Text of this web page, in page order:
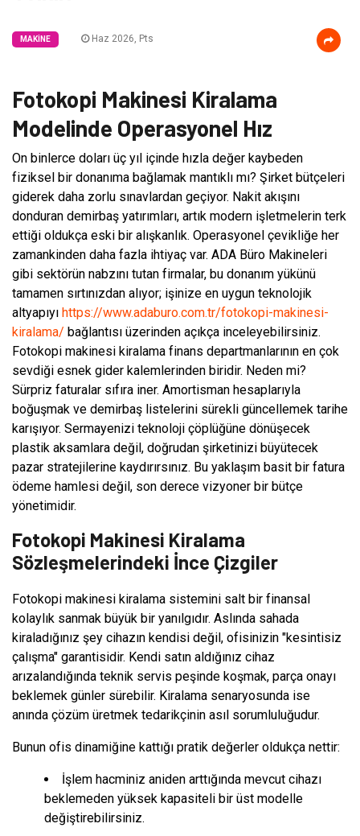
MAKINE Haz 2026, Pts
Fotokopi Makinesi Kiralama
Modelinde Operasyonel Hız
On binlerce doları üç yıl içinde hızla değer kaybeden
fiziksel bir donanıma bağlamak mantıklı mı? Şirket bütçeleri
giderek daha zorlu sınavlardan geçiyor. Nakit akışını
donduran demirbaş yatırımları, artık modern işletmelerin terk
ettiği oldukça eski bir alışkanlık. Operasyonel çevikliğe her
zamankinden daha fazla ihtiyaç var. ADA Büro Makineleri
gibi sektörün nabzını tutan firmalar, bu donanım yükünü
tamamen sırtınızdan alıyor; işinize en uygun teknolojik
altyapıyı https://www.adaburo.com.tr/fotokopi-makinesi-
kiralama/ bağlantısı üzerinden açıkça inceleyebilirsiniz.
Fotokopi makinesi kiralama finans departmanlarının en çok
sevdiği esnek gider kalemlerinden biridir. Neden mi?
Sürpriz faturalar sıfıra iner. Amortisman hesaplarıyla
boğuşmak ve demirbaş listelerini sürekli güncellemek tarihe
karışıyor. Sermayenizi teknoloji çöplüğüne dönüşecek
plastik aksamlara değil, doğrudan şirketinizi büyütecek
pazar stratejilerine kaydırırsınız. Bu yaklaşım basit bir fatura
ödeme hamlesi değil, son derece vizyoner bir bütçe
yönetimidir.
Fotokopi Makinesi Kiralama
Sözleşmelerindeki İnce Çizgiler
Fotokopi makinesi kiralama sistemini salt bir finansal
kolaylık sanmak büyük bir yanılgıdır. Aslında sahada
kiraladığınız şey cihazın kendisi değil, ofisinizin "kesintisiz
çalışma" garantisidir. Kendi satın aldığınız cihaz
arızalandığında teknik servis peşinde koşmak, parça onayı
beklemek günler sürebilir. Kiralama senaryosunda ise
anında çözüm üretmek tedarikçinin asıl sorumluluğudur.
Bunun ofis dinamiğine kattığı pratik değerler oldukça nettir:
İşlem hacminiz aniden arttığında mevcut cihazı
beklemeden yüksek kapasiteli bir üst modelle
değiştirebilirsiniz.